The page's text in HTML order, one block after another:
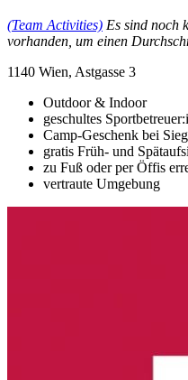
(Team Activities) Es sind noch
vorhanden, um einen
1140 Wien, Astgasse 3
Outdoor & Indoor
geschultes
Camp-Geschenk bei
gratis Früh- und
zu Fuß oder per Öffis
vertraute Umgebung